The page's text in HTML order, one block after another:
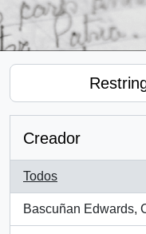
Creador
Todos
Bascuñan Edwards,
, 1 resultados